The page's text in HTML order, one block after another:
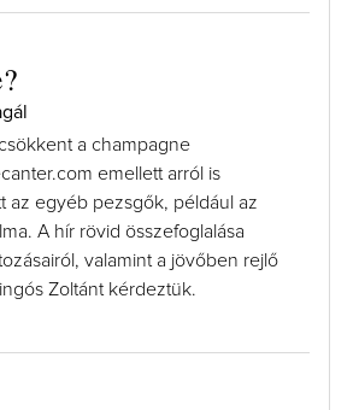
a champagne
emellett arról is
az egyéb pezsgők, például az
A hír rövid összefoglalása
valamint a jövőben rejlő
Zoltánt kérdeztük.